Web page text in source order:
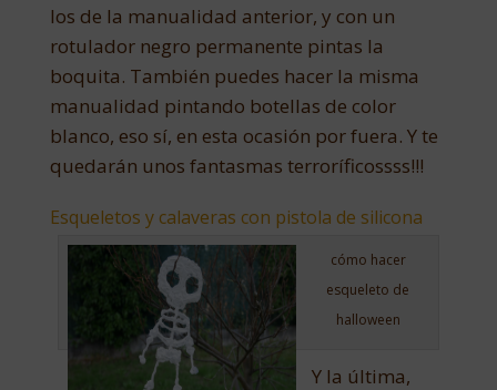
los de la manualidad anterior, y con un
rotulador negro permanente pintas la
boquita. También puedes hacer la misma
manualidad pintando botellas de color
blanco, eso sí, en esta ocasión por fuera. Y te
quedarán unos fantasmas terroríficossss!!!
Esqueletos y calaveras con pistola de silicona
cómo hacer
esqueleto de
halloween
Y la última,